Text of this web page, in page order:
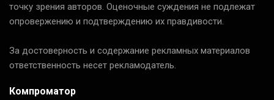
точку зрения авторов. Оценочные суждения не подлежат
опровержению и подтверждению их правдивости.
За достоверность и содержание рекламных материалов
ответственность несет рекламодатель.
Компроматор